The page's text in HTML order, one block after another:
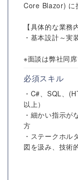
Core Blazor) に
【具体的な業務
・基本設計～実
※面談は弊社同席
必須スキル
・C#、SQL、
以上）
・細かい指示が
方
・ステークホル
図を汲み、技術